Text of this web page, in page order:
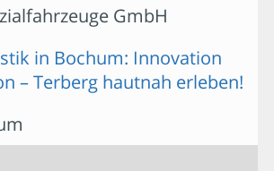
GmbH
in Bochum: Innovation
– Terberg hautnah erleben!